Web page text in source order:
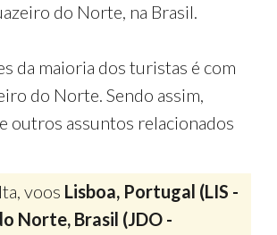
do Norte, na Brasil.
da maioria dos turistas é com
do Norte. Sendo assim,
outros assuntos relacionados
voos Lisboa, Portugal (LIS -
Norte, Brasil (JDO -